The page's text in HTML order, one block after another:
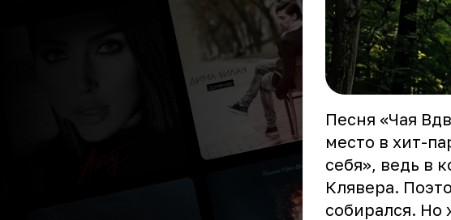
Песня «Чая
место в хит-
себя», ведь в
Клявера.
собирался. Но